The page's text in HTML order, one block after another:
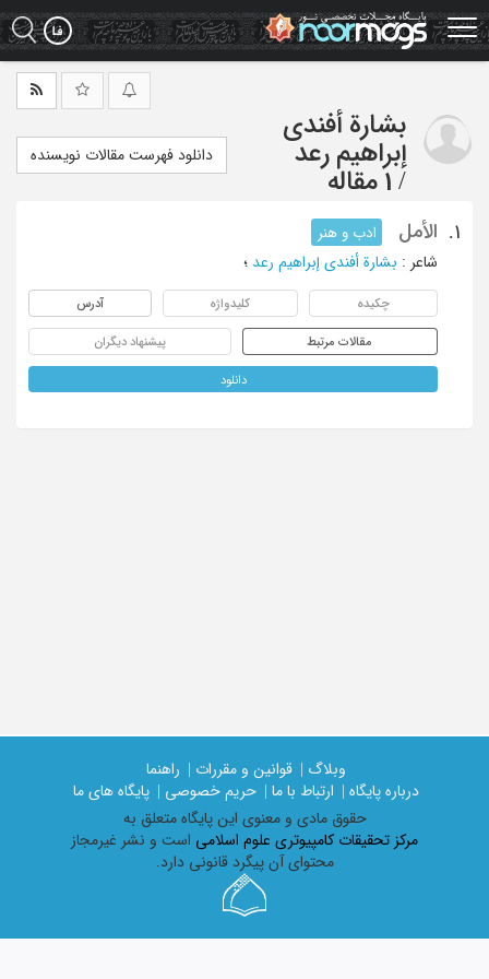
Skip
to
main
بشارة أفندی
إبراهیم رعد
/ 1 مقاله
دانلود فهرست مقالات نویسنده
1. الأمل
ادب و هنر
شاعر : بشارة أفندی إبراهیم رعد ؛
چکیده کلیدواژه آدرس
مقالات مرتبط پیشنهاد دیگران
دانلود
وبلاگ | قوانین و مقررات |
راهنما
درباره پایگاه |
ارتباط با ما | حریم خصوصی |
پایگاه های ما
حقوق مادی و معنوی اين پايگاه متعلق به
مرکز تحقیقات کامپیوتری علوم اسلامی است و نشر غیرمجاز
محتوای آن پیگرد قانونی دارد.